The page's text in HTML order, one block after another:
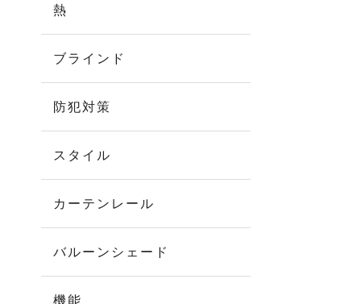
熱
ブラインド
防犯対策
スタイル
カーテンレール
バルーンシェード
機能